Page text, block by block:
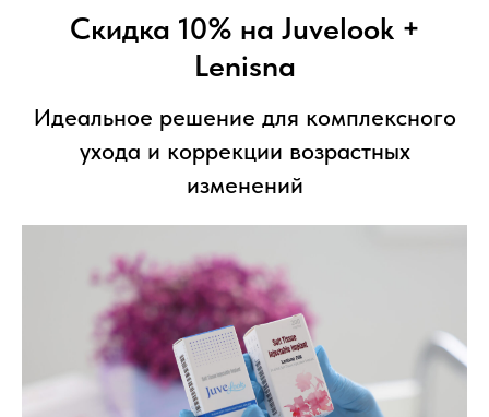
Скидка 10% на Juvelook +
Lenisna
Идеальное решение для комплексного
ухода и коррекции возрастных
изменений